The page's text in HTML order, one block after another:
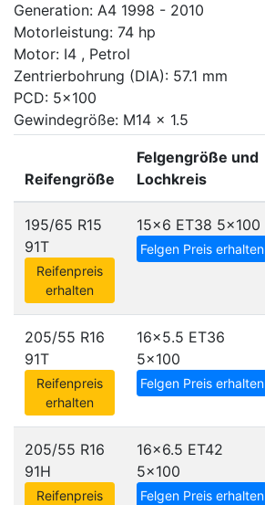
Generation: A4 1998 - 2010
Motorleistung: 74 hp
Motor: I4 , Petrol
Zentrierbohrung (DIA): 57.1 mm
PCD: 5x100
Gewindegröße: M14 x 1.5
Reifengröße
Felgengröße und
Lochkreis
195/65 R15
91T
Reifenpreis
erhalten
15x6 ET38 5x100
Felgen Preis erhalten
205/55 R16
91T
Reifenpreis
erhalten
16x5.5 ET36
5x100
Felgen Preis erhalten
205/55 R16
91H
Reifenpreis
16x6.5 ET42
5x100
Felgen Preis erhalten